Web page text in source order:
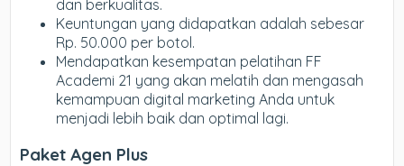
dan berkualitas.
Keuntungan yang didapatkan adalah sebesar
Rp. 50.000 per botol.
Mendapatkan kesempatan pelatihan FF
Academi 21 yang akan melatih dan mengasah
kemampuan digital marketing Anda untuk
menjadi lebih baik dan optimal lagi.
Paket Agen Plus